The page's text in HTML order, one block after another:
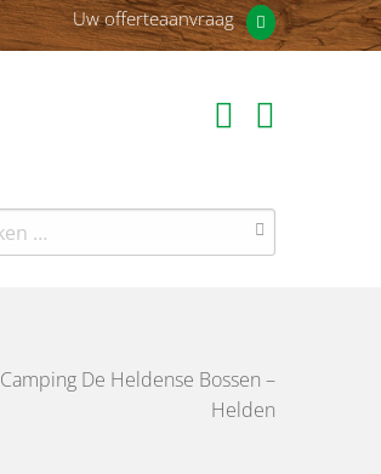
Uw offerteaanvraag
Camping De Heldense Bossen –
Helden